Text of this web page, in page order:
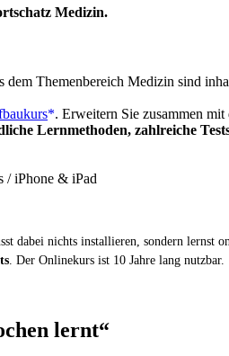
Medizin.
dem Themenbereich Medizin sind
. Erweitern Sie zusammen
Lernmethoden, zahlreiche
/ iPhone & iPad
dabei nichts installieren, sondern lernst
. Der Onlinekurs ist 10 Jahre lang nutzbar.
lernt“